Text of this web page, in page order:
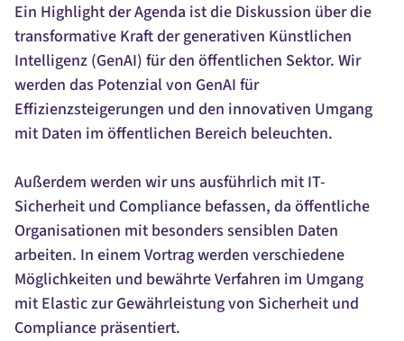
Ein Highlight der Agenda ist die Diskussion über die
transformative Kraft der generativen Künstlichen
Intelligenz (GenAI) für den öffentlichen Sektor. Wir
werden das Potenzial von GenAI für
Effizienzsteigerungen und den innovativen Umgang
mit Daten im öffentlichen Bereich beleuchten.
Außerdem werden wir uns ausführlich mit IT-
Sicherheit und Compliance befassen, da öffentliche
Organisationen mit besonders sensiblen Daten
arbeiten. In einem Vortrag werden verschiedene
Möglichkeiten und bewährte Verfahren im Umgang
mit Elastic zur Gewährleistung von Sicherheit und
Compliance präsentiert.